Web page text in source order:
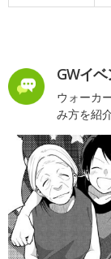
GWイ
ウォーカ
み方を紹